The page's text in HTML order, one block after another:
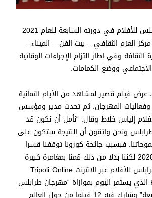
اختتم مهرجان طرابلس للأفلام في دورته السابعة للعام 2021
العزم الثقافي – بيت الفن – الميناء –
الثقافة وفي إطار التزام الإجراءات الوقائية
ووضع الكمامات.
عرض فيلم قصير لمشاهد من الأيام الثمانية
المهرجان. ثم تحدث مدير ومؤسس
إلياس خلاط وقال: “نأمل أن نكون قد
ونحن واثقون أن النتيجة ستكون على
فبسبب جائحة كورونا توقفنا قسرا
في العام الماضي 2020 لكننا بدلا من ذلك قمنا بمغامرة كبيرة
وأطلقنا “مهرجان طرابلس للأفلام عبر الانترنت Tripoli Online
Film Festival 2021 الذي يستمر اليوم بموازاة “مهرجان طرابلس